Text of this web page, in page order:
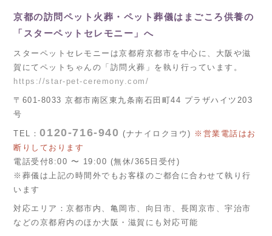
京都の訪問ペット火葬・ペット葬儀はまごころ供養の
「スターペットセレモニー」へ
スターペットセレモニーは京都府京都市を中心に、大阪や滋
賀にてペットちゃんの「訪問火葬」を執り行っています。
https://star-pet-ceremony.com/
〒601-8033 京都市南区東九条南石田町44 プラザハイツ203
号
TEL：0120-716-940 (ナナイロクヨウ) ※営業電話はお
断りしております
電話受付8:00 〜 19:00 (無休/365日受付)
※葬儀は上記の時間外でもお客様のご都合に合わせて執り行
います
対応エリア：京都市内、亀岡市、向日市、長岡京市、宇治市
などの京都府内のほか大阪・滋賀にも対応可能